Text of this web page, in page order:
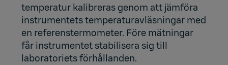
temperatur kalibreras genom att jämföra
instrumentets temperaturavläsningar med
en referenstermometer. Före mätningar
får instrumentet stabilisera sig till
laboratoriets förhållanden.